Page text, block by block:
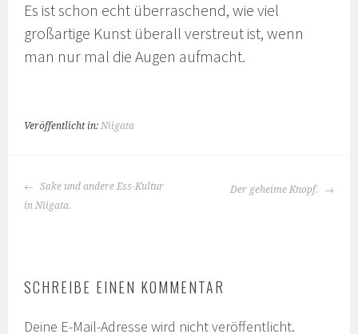
Es ist schon echt überraschend, wie viel
großartige Kunst überall verstreut ist, wenn
man nur mal die Augen aufmacht.
Veröffentlicht in: Niigata
BEITRAGS-
NAVIGATION
Sake und andere Ess-Kultur
in Niigata.
Der geheime Knopf.
SCHREIBE EINEN KOMMENTAR
Deine E-Mail-Adresse wird nicht veröffentlicht.